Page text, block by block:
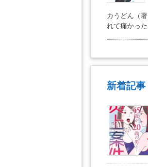
カうどん（
れて痛かっ
新着記事